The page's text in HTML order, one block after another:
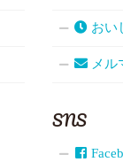
おい
メ
SNS